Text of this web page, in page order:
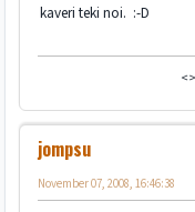
kaveri teki noi. :-D
jompsu
November 07, 2008, 16:46:38